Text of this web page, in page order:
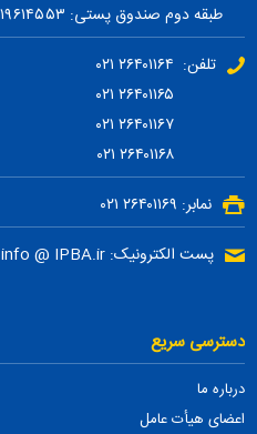
طبقه دوم صندوق پستی: ۱۹۱۹۶۱۴۵۵۳
تلفن: ۲۶۴۰۱۱۶۴ ۰۲۱
۲۶۴۰۱۱۶۷ ۰۲۱
۲۶۴۰۱۱۶۸ ۰۲۱
نمابر: ۲۶۴۰۱۱۶۹ ۰۲۱
پست الکترونیک: info @ IPBA.ir
دسترسی سریع
درباره ما
اعضای هیأت عامل